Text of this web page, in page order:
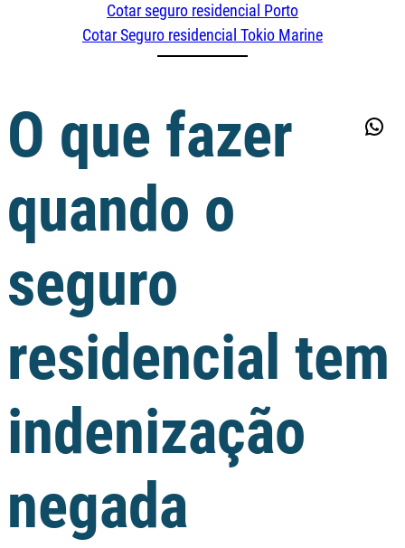
Cotar seguro residencial Porto
Cotar Seguro residencial Tokio Marine
O que fazer
quando o
seguro
residencial tem
indenização
negada